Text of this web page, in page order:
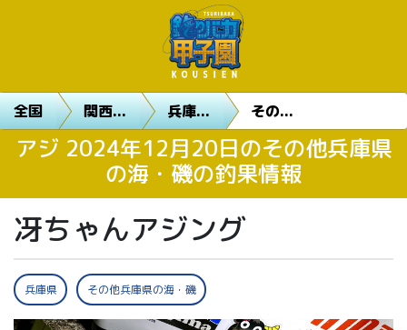
全国 関西... 兵庫... その...
アジ 2024年12月20日のその他兵庫県
の海・磯の釣果情報
冴ちゃんアジング
兵庫県 その他兵庫県の海・磯